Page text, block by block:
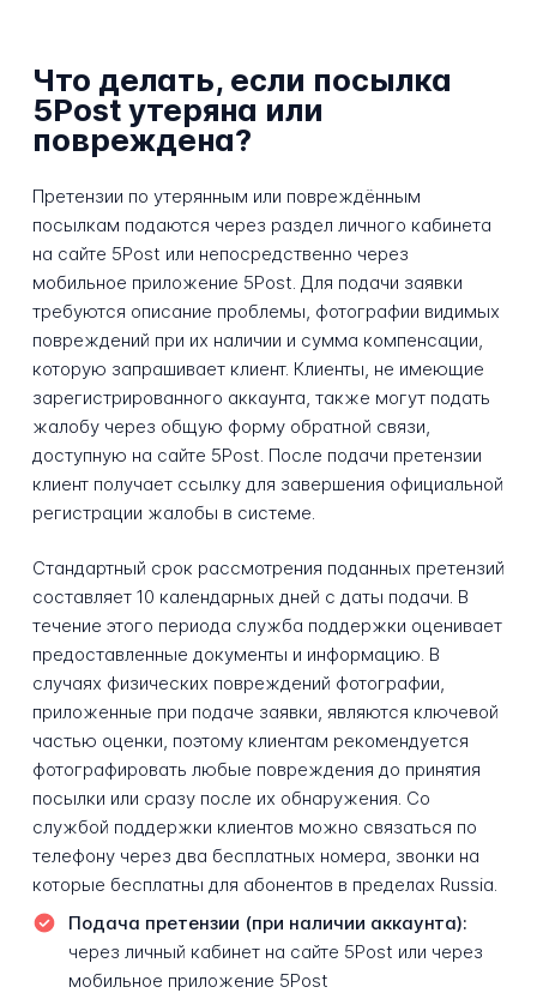
Что делать, если посылка
5Post утеряна или
повреждена?
Претензии по утерянным или повреждённым
посылкам подаются через раздел личного кабинета
на сайте 5Post или непосредственно через
мобильное приложение 5Post. Для подачи заявки
требуются описание проблемы, фотографии видимых
повреждений при их наличии и сумма компенсации,
которую запрашивает клиент. Клиенты, не имеющие
зарегистрированного аккаунта, также могут подать
жалобу через общую форму обратной связи,
доступную на сайте 5Post. После подачи претензии
клиент получает ссылку для завершения официальной
регистрации жалобы в системе.
Стандартный срок рассмотрения поданных претензий
составляет 10 календарных дней с даты подачи. В
течение этого периода служба поддержки оценивает
предоставленные документы и информацию. В
случаях физических повреждений фотографии,
приложенные при подаче заявки, являются ключевой
частью оценки, поэтому клиентам рекомендуется
фотографировать любые повреждения до принятия
посылки или сразу после их обнаружения. Со
службой поддержки клиентов можно связаться по
телефону через два бесплатных номера, звонки на
которые бесплатны для абонентов в пределах Russia.
Подача претензии (при наличии аккаунта):
через личный кабинет на сайте 5Post или через
мобильное приложение 5Post